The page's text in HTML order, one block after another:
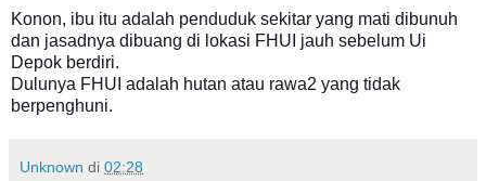
Konon, ibu itu adalah penduduk sekitar yang mati dibunuh
dan jasadnya dibuang di lokasi FHUI jauh sebelum Ui
Depok berdiri.
Dulunya FHUI adalah hutan atau rawa2 yang tidak
berpenghuni.
Unknown di 02:28